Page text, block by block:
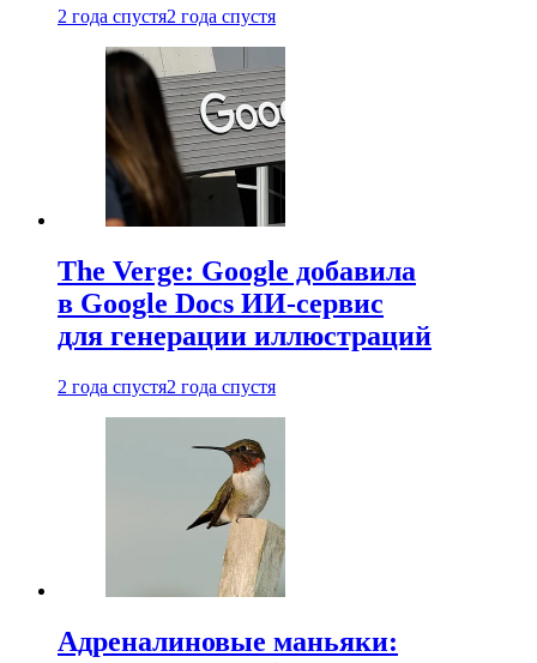
2 года спустя2 года спустя
The Verge: Google добавила
в Google Docs ИИ-сервис
для генерации иллюстраций
2 года спустя2 года спустя
Адреналиновые маньяки: